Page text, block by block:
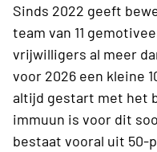
Sinds 2022 geeft
team van 11
vrijwilligers al meer
voor 2026 een kleine
altijd gestart met het
immuun is voor dit
bestaat vooral uit 50-